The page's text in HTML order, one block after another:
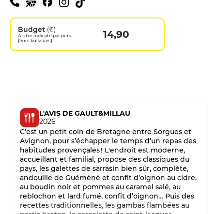
Budget (€)
A titre indicatif par pers.
(hors boissons)
14,90
L'AVIS DE GAULT&MILLAU
2026
C’est un petit coin de Bretagne entre Sorgues et
Avignon, pour s’échapper le temps d’un repas des
habitudes provençales ! L'endroit est moderne,
accueillant et familial, propose des classiques du
pays, les galettes de sarrasin bien sûr, complète,
andouille de Guéméné et confit d’oignon au cidre,
au boudin noir et pommes au caramel salé, au
reblochon et lard fumé, confit d’oignon… Puis des
recettes traditionnelles, les gambas flambées au